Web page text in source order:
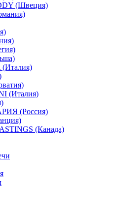
(Швеция)
(Италия)
(Россия)
(Канада)